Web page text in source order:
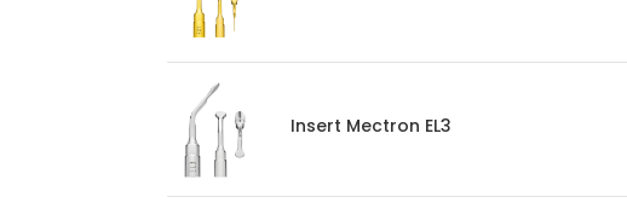
Insert Mectron EL3